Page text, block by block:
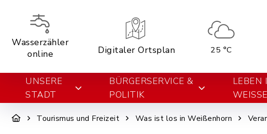
Wasserzähler
online
Digitaler Ortsplan 25 °C
UNSERE
STADT
BÜRGERSERVICE &
POLITIK
LEBEN
Tourismus und Freizeit Was ist los in Weißenhorn